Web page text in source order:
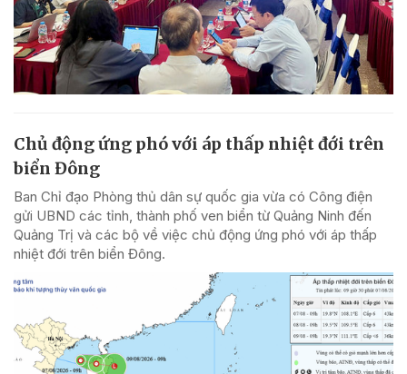
Chủ động ứng phó với áp thấp nhiệt đới trên
biển Đông
Ban Chỉ đạo Phòng thủ dân sự quốc gia vừa có Công điện
gửi UBND các tỉnh, thành phố ven biển từ Quảng Ninh đến
Quảng Trị và các bộ về việc chủ động ứng phó với áp thấp
nhiệt đới trên biển Đông.